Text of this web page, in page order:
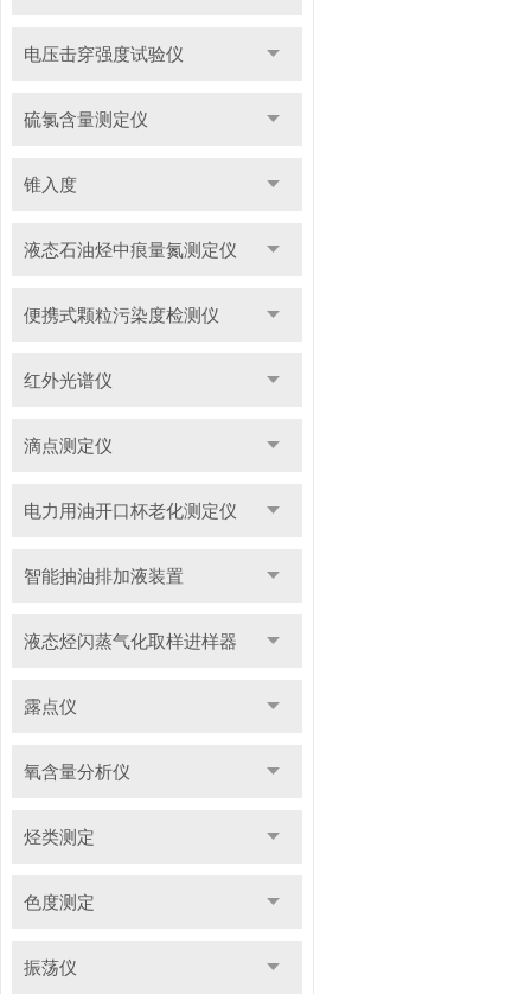
电压击穿强度试验仪
硫氯含量测定仪
锥入度
液态石油烃中痕量氮测定仪
便携式颗粒污染度检测仪
红外光谱仪
滴点测定仪
电力用油开口杯老化测定仪
智能抽油排加液装置
液态烃闪蒸气化取样进样器
露点仪
氧含量分析仪
烃类测定
色度测定
振荡仪